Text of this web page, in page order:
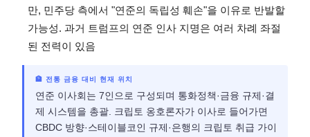
만, 민주당 측에서 "연준의 독립성 훼손"을 이유로 반발할
가능성. 과거 트럼프의 연준 인사 지명은 여러 차례 좌절
된 전력이 있음
🏦 전통 금융 대비 현재 위치
연준 이사회는 7인으로 구성되며 통화정책·금융 규제·결
제 시스템을 총괄. 크립토 옹호론자가 이사로 들어가면
CBDC 방향·스테이블코인 규제·은행의 크립토 취급 가이